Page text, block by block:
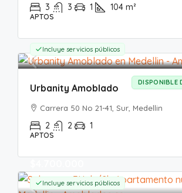
3 3 1 104 m²
APTOS
DISPONIBLE
Incluye servicios públicos
Urbanity Amoblado
Carrera 50 No 21-41, Sur, Medellin
2 2 1
APTOS
Incluye servicios públicos